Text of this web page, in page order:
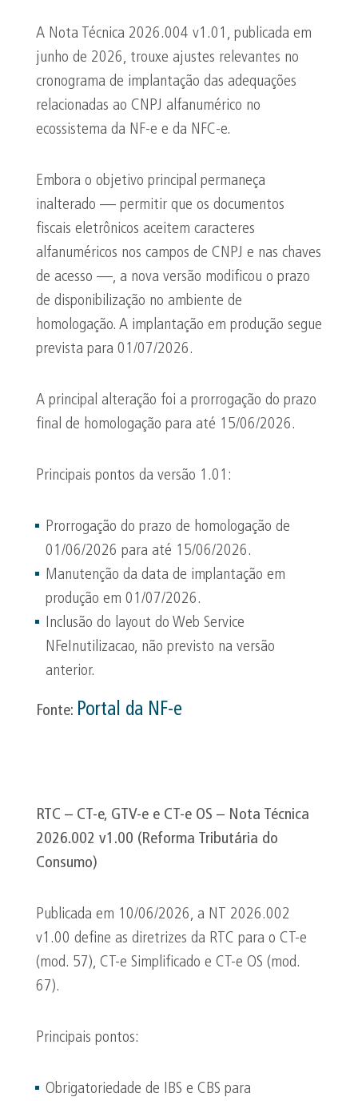
A Nota Técnica 2026.004 v1.01, publicada em
junho de 2026, trouxe ajustes relevantes no
cronograma de implantação das adequações
relacionadas ao CNPJ alfanumérico no
ecossistema da NF-e e da NFC-e.
Embora o objetivo principal permaneça
inalterado — permitir que os documentos
fiscais eletrônicos aceitem caracteres
alfanuméricos nos campos de CNPJ e nas chaves
de acesso —, a nova versão modificou o prazo
de disponibilização no ambiente de
homologação. A implantação em produção segue
prevista para 01/07/2026.
A principal alteração foi a prorrogação do prazo
final de homologação para até 15/06/2026.
Principais pontos da versão 1.01:
Prorrogação do prazo de homologação de
01/06/2026 para até 15/06/2026.
Manutenção da data de implantação em
produção em 01/07/2026.
Inclusão do layout do Web Service
NFeInutilizacao, não previsto na versão
anterior.
Fonte: Portal da NF-e
RTC – CT-e, GTV-e e CT-e OS – Nota Técnica
2026.002 v1.00 (Reforma Tributária do
Consumo)
Publicada em 10/06/2026, a NT 2026.002
v1.00 define as diretrizes da RTC para o CT-e
(mod. 57), CT-e Simplificado e CT-e OS (mod.
67).
Principais pontos:
Obrigatoriedade de IBS e CBS para